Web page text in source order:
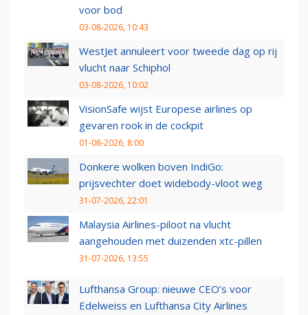
voor bod
03-08-2026, 10:43
WestJet annuleert voor tweede dag op rij
vlucht naar Schiphol
03-08-2026, 10:02
VisionSafe wijst Europese airlines op
gevaren rook in de cockpit
01-08-2026, 8:00
Donkere wolken boven IndiGo:
prijsvechter doet widebody-vloot weg
31-07-2026, 22:01
Malaysia Airlines-piloot na vlucht
aangehouden met duizenden xtc-pillen
31-07-2026, 13:55
Lufthansa Group: nieuwe CEO’s voor
Edelweiss en Lufthansa City Airlines